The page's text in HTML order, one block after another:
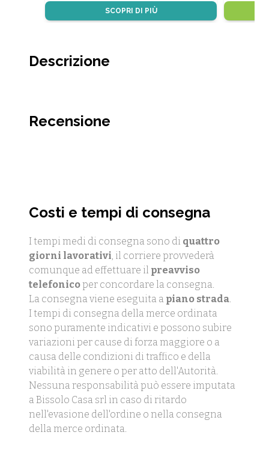
SCOPRI DI PIÙ
Descrizione
Recensione
Costi e tempi di consegna
I tempi medi di consegna sono di quattro
giorni lavorativi, il corriere provvederà
comunque ad effettuare il preavviso
telefonicoper concordare la consegna.
La consegna viene eseguita a piano strada.
I tempi di consegna della merce ordinata
sono puramente indicativi e possono subire
variazioni per cause di forza maggiore o a
causa delle condizioni di traffico e della
viabilità in genere o per atto dell'Autorità.
Nessuna responsabilità può essere imputata
a Bissolo Casa srl in caso di ritardo
nell'evasione dell'ordine o nella consegna
della merce ordinata.